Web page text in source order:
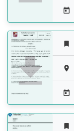





